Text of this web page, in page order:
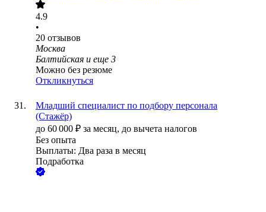
4.9
•
20 отзывов
Москва
Балтийская и еще 3
Можно без резюме
Откликнуться
Младший специалист по подбору персонала
(Стажёр)
до 60 000 ₽ за месяц, до вычета налогов
Без опыта
Выплаты: Два раза в месяц
Подработка